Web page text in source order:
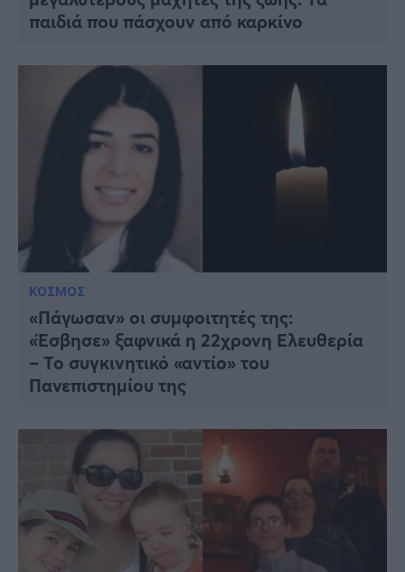
παιδιά που πάσχουν από καρκίνο
ΚΟΣΜΟΣ
«Πάγωσαν» οι συμφοιτητές της:
«Έσβησε» ξαφνικά η 22χρονη Ελευθερία
– Το συγκινητικό «αντίο» του
Πανεπιστημίου της